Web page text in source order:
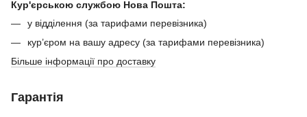
Кур'єрською службою Нова Пошта:
у відділення (за тарифами перевізника)
кур’єром на вашу адресу (за тарифами перевізника)
Більше інформації про доставку
Гарантія